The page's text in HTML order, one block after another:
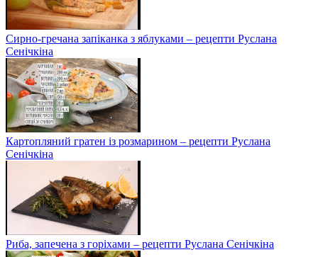
Сирно-гречана запіканка з яблуками – рецепти Руслана
Сенічкіна
Картопляний гратен із розмарином – рецепти Руслана
Сенічкіна
Риба, запечена з горіхами – рецепти Руслана Сенічкіна